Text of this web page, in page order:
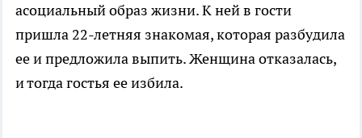
асоциальный образ жизни. К ней в гости
пришла 22-летняя знакомая, которая разбудила
ее и предложила выпить. Женщина отказалась,
и тогда гостья ее избила.